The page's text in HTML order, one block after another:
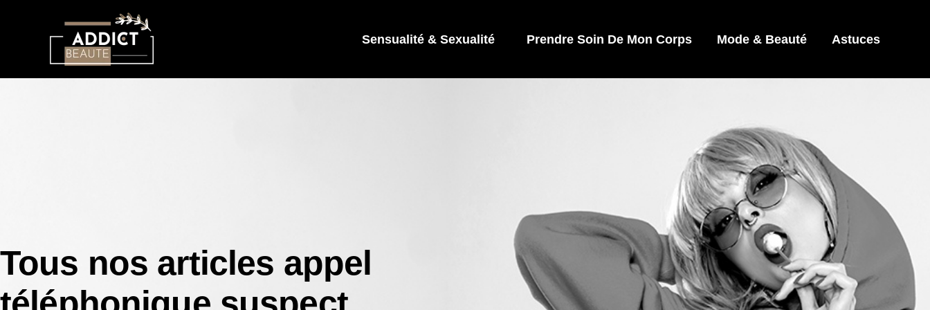
Sensualité & Sexualité Prendre Soin De Mon Corps Mode & Beauté Astuces
Tous nos articles appel